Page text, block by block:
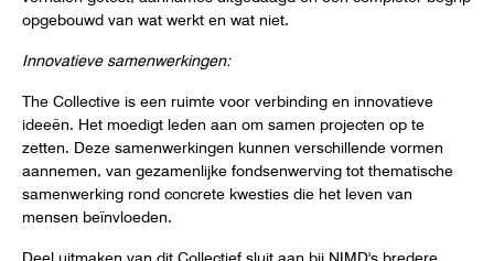
opgebouwd van wat werkt en wat niet.
Innovatieve samenwerkingen:
The Collective is een ruimte voor verbinding en innovatieve
ideeën. Het moedigt leden aan om samen projecten op te
zetten. Deze samenwerkingen kunnen verschillende vormen
aannemen, van gezamenlijke fondsenwerving tot thematische
samenwerking rond concrete kwesties die het leven van
mensen beïnvloeden.
Deel uitmaken van dit Collectief sluit aan bij NIMD's bredere